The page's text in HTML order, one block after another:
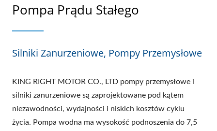
Pompa Prądu Stałego
Silniki Zanurzeniowe, Pompy Przemysłowe
KING RIGHT MOTOR CO., LTD pompy przemysłowe i
silniki zanurzeniowe są zaprojektowane pod kątem
niezawodności, wydajności i niskich kosztów cyklu
życia. Pompa wodna ma wysokość podnoszenia do 7,5